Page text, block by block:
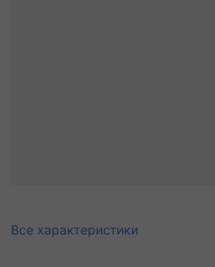
Все характеристики